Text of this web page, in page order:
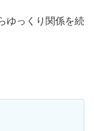
ゆっくり関係を続